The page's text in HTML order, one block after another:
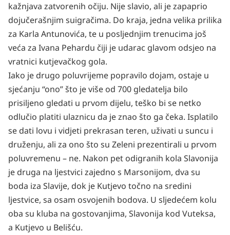
kažnjava zatvorenih očiju. Nije slavio, ali je zapaprio
dojučerašnjim suigračima. Do kraja, jedna velika prilika
za Karla Antunovića, te u posljednjim trenucima još
veća za Ivana Pehardu čiji je udarac glavom odsjeo na
vratnici kutjevačkog gola.
Iako je drugo poluvrijeme popravilo dojam, ostaje u
sjećanju “ono” što je više od 700 gledatelja bilo
prisiljeno gledati u prvom dijelu, teško bi se netko
odlučio platiti ulaznicu da je znao što ga čeka. Isplatilo
se dati lovu i vidjeti prekrasan teren, uživati u suncu i
druženju, ali za ono što su Zeleni prezentirali u prvom
poluvremenu – ne. Nakon pet odigranih kola Slavonija
je druga na ljestvici zajedno s Marsonijom, dva su
boda iza Slavije, dok je Kutjevo točno na sredini
ljestvice, sa osam osvojenih bodova. U sljedećem kolu
oba su kluba na gostovanjima, Slavonija kod Vuteksa,
a Kutjevo u Belišću.